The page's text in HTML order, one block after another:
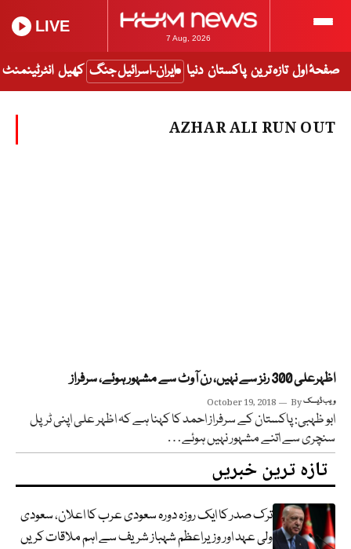
7 Aug, 2026
LIVE
صفحۂ اول تازہ ترین پاکستان دنیا ایران-اسرائیل جنگ کھیل انٹرٹینمنٹ
AZHAR ALI RUN OUT
اظہرعلی 300 رنز سے نہیں، رن آوٹ سے مشہور ہوئے، سرفراز
October 19, 2018 Byویب ڈیسک
ابو ظہبی: پاکستان کے سرفراز احمد کا کہنا ہے کہ اظہر علی اپنی ٹرپل
سنچری سے اتنے مشہور نہیں ہوئے…
تازہ ترین خبریں
ترک صدر کا ایک روزہ دورہ سعودی عرب کا اعلان، سعودی
ولی عہد اور وزیراعظم شہباز شریف سے اہم ملاقات کریں